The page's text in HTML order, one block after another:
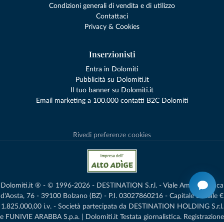
Condizioni generali di vendita e di utilizzo
Contattaci
Privacy & Cookies
Inserzionisti
Entra in Dolomiti
Pubblicità su Dolomiti.it
Il tuo banner su Dolomiti.it
Email marketing a 100.000 contatti B2C Dolomiti
Rivedi preferenze cookies
Dolomiti.it ® - © 1996-2026 - DESTINATION S.r.l. - Viale Amedeo Duca
d'Aosta, 76 - 39100 Bolzano (BZ) - P.I. 03027860216 - Capitale Sociale €
1.825.000,00 i.v. - Società partecipata da DESTINATION HOLDING S.r.l.
e FUNIVIE ARABBA S.p.a. | Dolomiti.it Testata giornalistica. Registrazione